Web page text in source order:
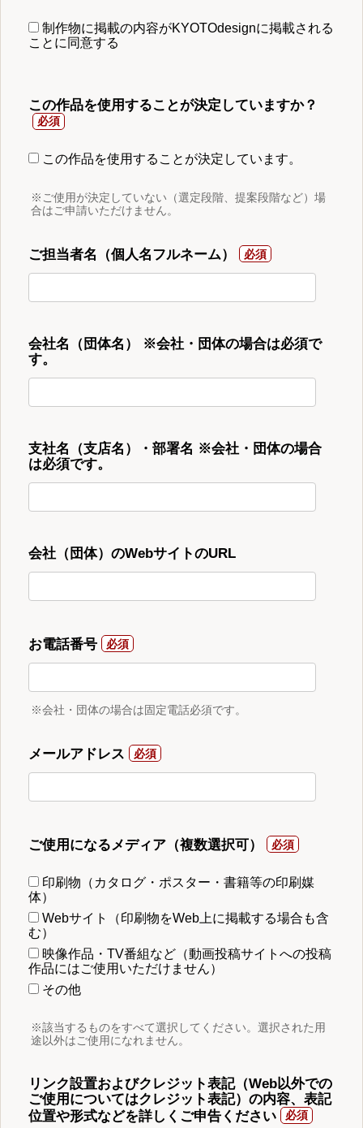
制作物に掲載の内容がKYOTOdesignに掲載される
ことに同意する
この作品を使用することが決定していますか？
この作品を使用することが決定しています。
※ご使用が決定していない（選定段階、提案段階など）場
合はご申請いただけません。
ご担当者名（個人名フルネーム）
会社名（団体名） ※会社・団体の場合は必須で
す。
支社名（支店名）・部署名 ※会社・団体の場合
は必須です。
会社（団体）のWebサイトのURL
お電話番号
※会社・団体の場合は固定電話必須です。
メールアドレス
ご使用になるメディア（複数選択可）
印刷物（カタログ・ポスター・書籍等の印刷媒
体）
Webサイト（印刷物をWeb上に掲載する場合も含
む）
映像作品・TV番組など（動画投稿サイトへの投稿
作品にはご使用いただけません）
その他
※該当するものをすべて選択してください。選択された用
途以外はご使用になれません。
リンク設置およびクレジット表記（Web以外での
ご使用についてはクレジット表記）の内容、表記
位置や形式などを詳しくご申告ください